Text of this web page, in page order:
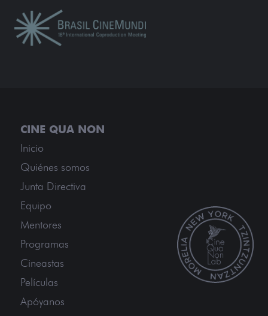
Inicio
Quiénes somos
Junta Directiva
Equipo
Mentores
Programas
Cineastas
Películas
Apóyanos